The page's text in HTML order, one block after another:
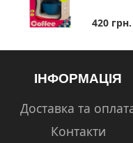
420 грн.
ІНФОРМАЦІЯ
Доставка та
Контакти